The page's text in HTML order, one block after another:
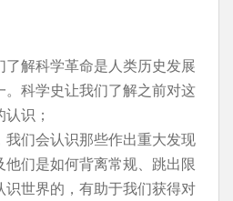
解科学革命是人类历史发展
。科学史让我们了解之前对这
识；
我们会认识那些作出重大发现
他们是如何背离常规、跳出限
识世界的，有助于我们获得对